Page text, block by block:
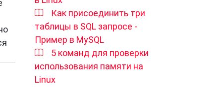
Как присоединить три
таблицы в SQL запросе -
Пример в MySQL
5 команд для проверки
использования памяти на
Linux